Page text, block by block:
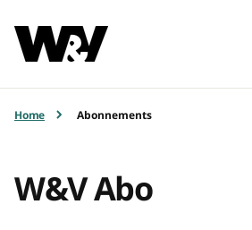
Home Abonnements
W&V Abo